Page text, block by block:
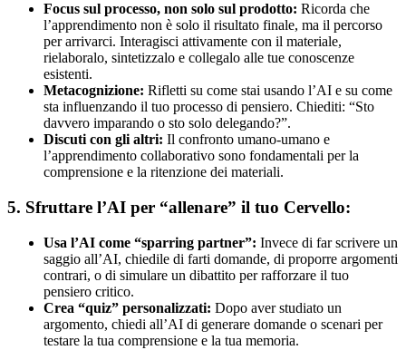
Focus sul processo, non solo sul prodotto: Ricorda che
l’apprendimento non è solo il risultato finale, ma il percorso
per arrivarci. Interagisci attivamente con il materiale,
rielaboralo, sintetizzalo e collegalo alle tue conoscenze
esistenti.
Metacognizione: Rifletti su come stai usando l’AI e su come
sta influenzando il tuo processo di pensiero. Chiediti: “Sto
davvero imparando o sto solo delegando?”.
Discuti con gli altri: Il confronto umano-umano e
l’apprendimento collaborativo sono fondamentali per la
comprensione e la ritenzione dei materiali.
5. Sfruttare l’AI per “allenare” il tuo Cervello:
Usa l’AI come “sparring partner”: Invece di far scrivere un
saggio all’AI, chiedile di farti domande, di proporre argomenti
contrari, o di simulare un dibattito per rafforzare il tuo
pensiero critico.
Crea “quiz” personalizzati: Dopo aver studiato un
argomento, chiedi all’AI di generare domande o scenari per
testare la tua comprensione e la tua memoria.